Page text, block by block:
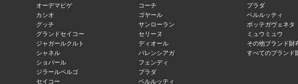
オーデマピゲ
カシオ
グッチ
グランドセイコー
ジャガールクルト
シャネル
ショパール
ジラールペルゴ
セイコー
コーチ
ゴヤール
サンローラン
セリーヌ
ディオール
バレンシアガ
フェンディ
プラダ
ベルルッティ
プラダ
ベルルッティ
ボッテガヴェネタ
ミュウミュウ
その他ブランド財
すべてのブランド